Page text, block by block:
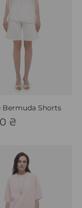
Bermuda Shorts
₴